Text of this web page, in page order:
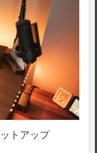
トアップ